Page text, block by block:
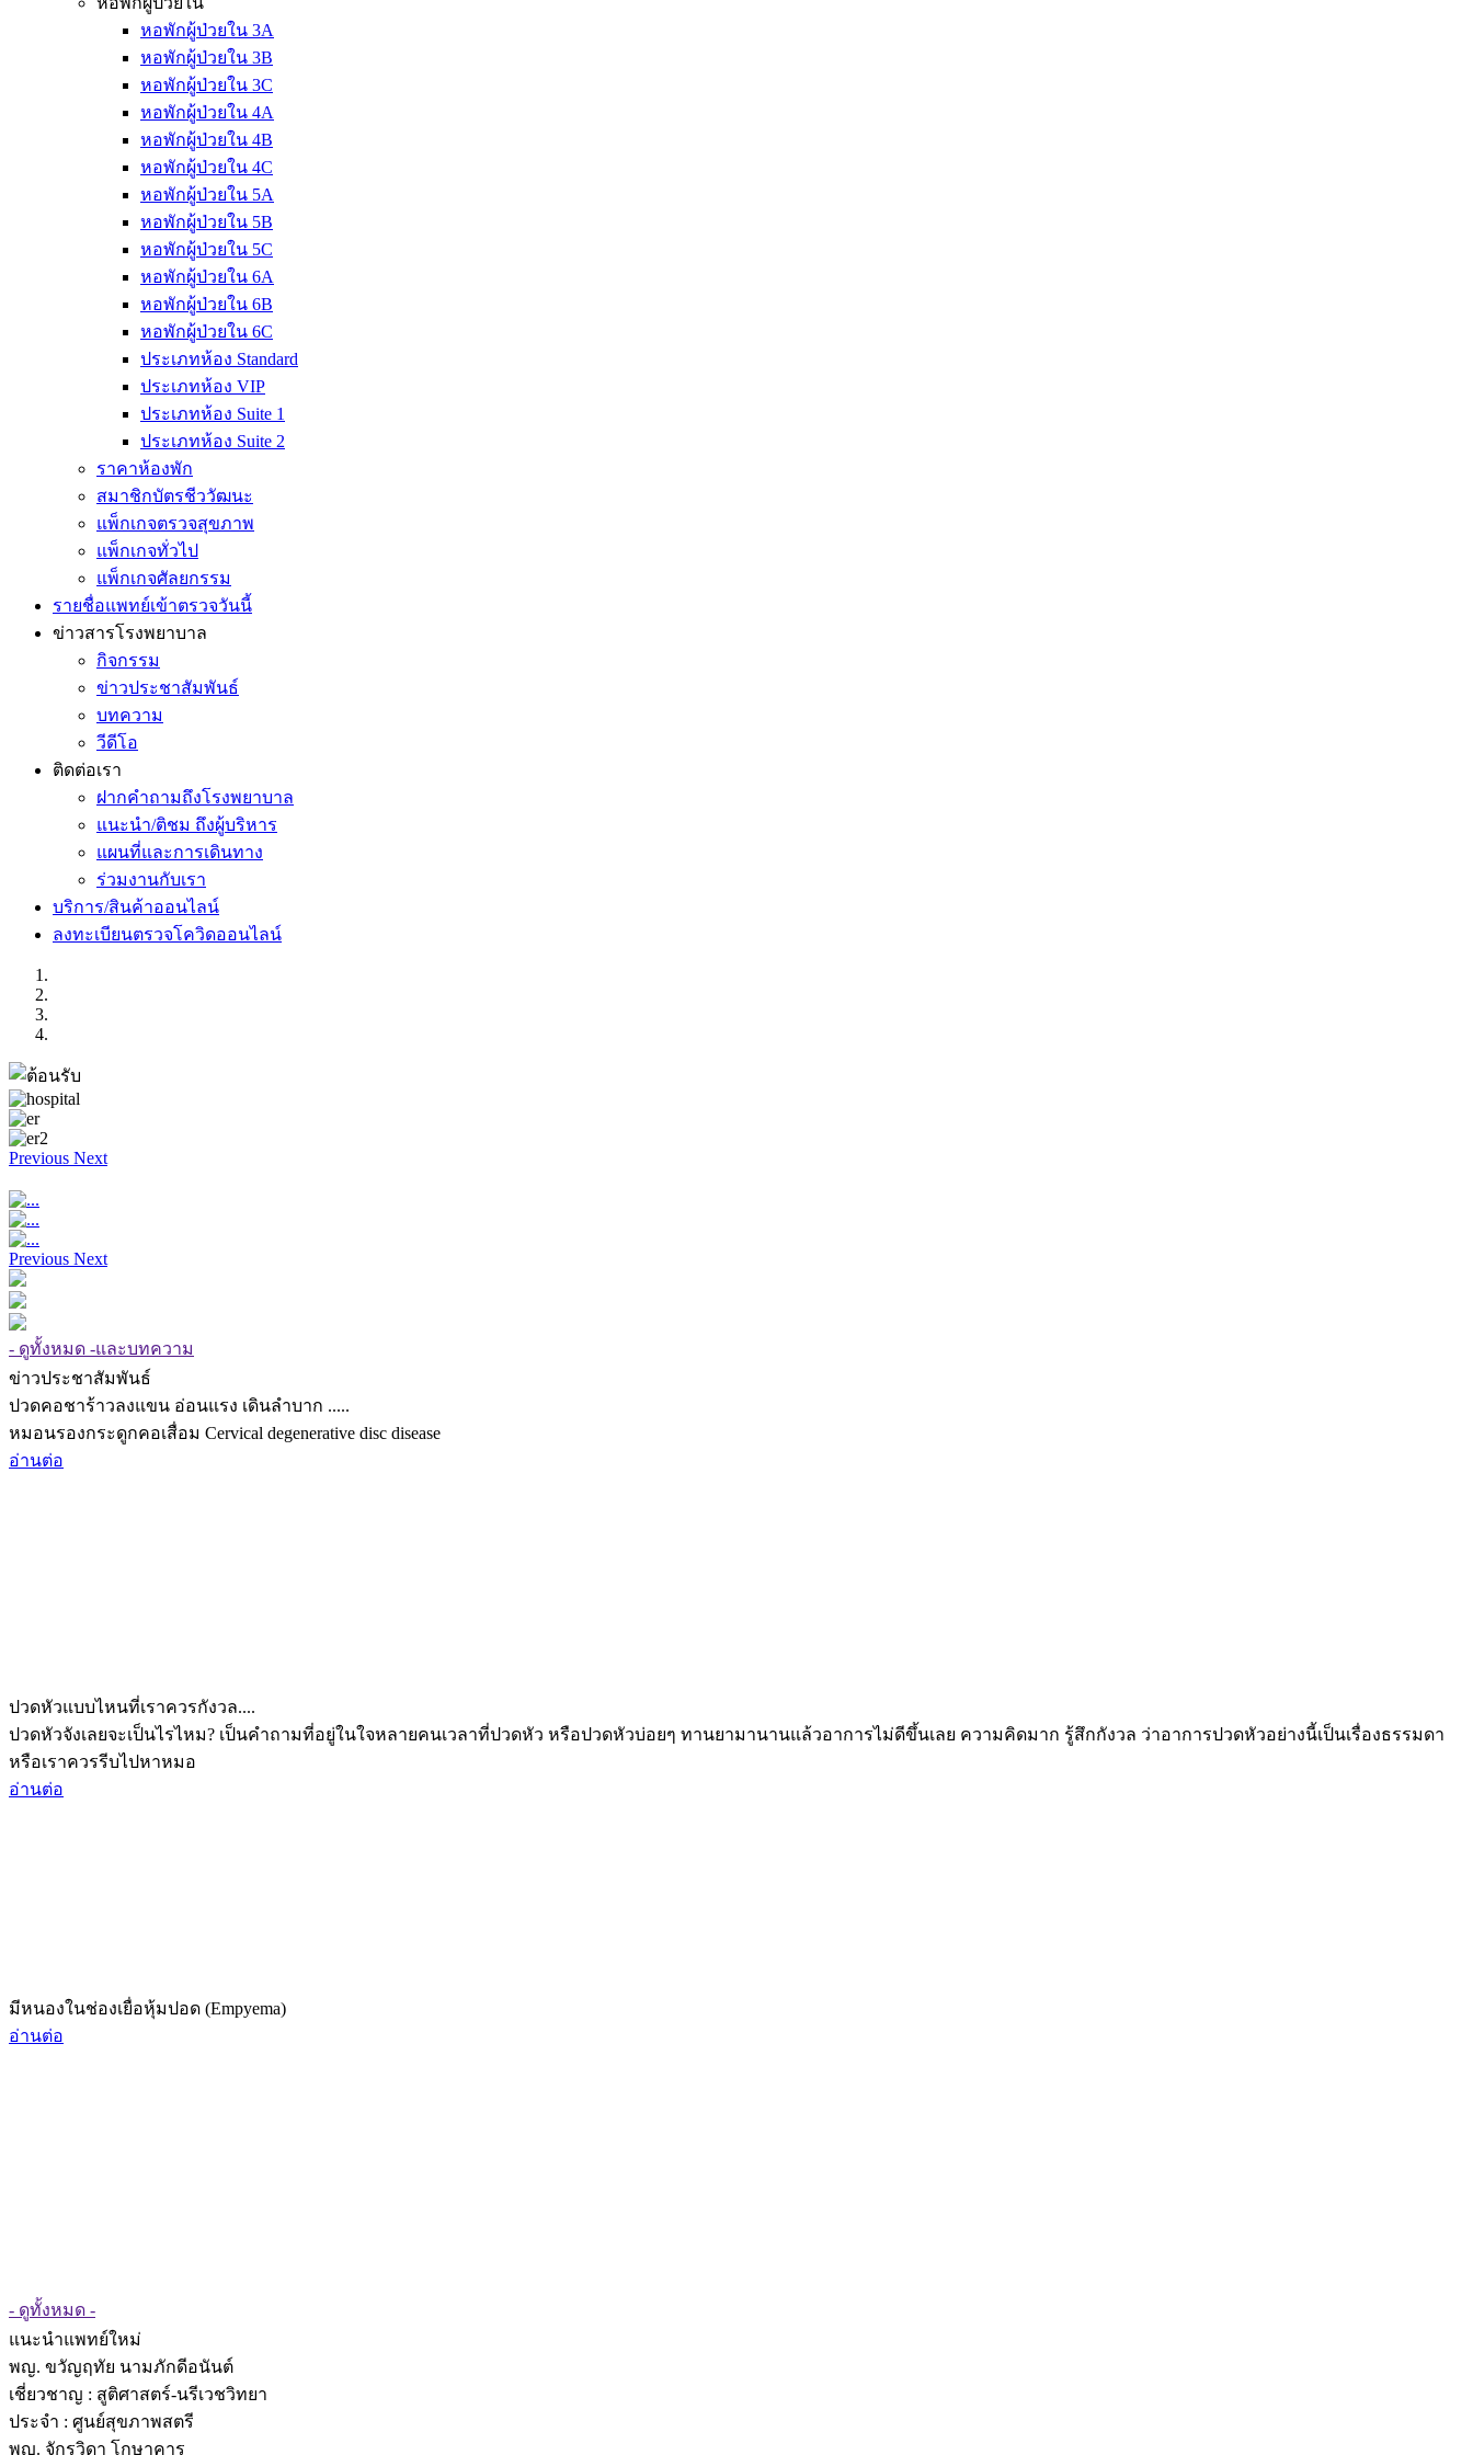
หอพักผู้ป่วยใน 3A
หอพักผู้ป่วยใน 3B
หอพักผู้ป่วยใน 3C
หอพักผู้ป่วยใน 4A
หอพักผู้ป่วยใน 4B
หอพักผู้ป่วยใน 4C
หอพักผู้ป่วยใน 5A
หอพักผู้ป่วยใน 5B
หอพักผู้ป่วยใน 5C
หอพักผู้ป่วยใน 6A
หอพักผู้ป่วยใน 6B
หอพักผู้ป่วยใน 6C
ประเภทห้อง Standard
ประเภทห้อง VIP
ประเภทห้อง Suite 1
ประเภทห้อง Suite 2
ราคาห้องพัก
สมาชิกบัตรชีววัฒนะ
แพ็กเกจตรวจสุขภาพ
แพ็กเกจทั่วไป
แพ็กเกจศัลยกรรม
รายชื่อแพทย์เข้าตรวจวันนี้
ข่าวสารโรงพยาบาล
กิจกรรม
ข่าวประชาสัมพันธ์
บทความ
วีดีโอ
ติดต่อเรา
ฝากคำถามถึงโรงพยาบาล
แนะนำ/ติชม ถึงผู้บริหาร
แผนที่และการเดินทาง
ร่วมงานกับเรา
บริการ/สินค้าออนไลน์
ลงทะเบียนตรวจโควิดออนไลน์
Previous Next
Previous Next
- ดูทั้งหมด -และบทความ
ข่าวประชาสัมพันธ์
ปวดคอชาร้าวลงแขน อ่อนแรง เดินลำบาก .....
หมอนรองกระดูกคอเสื่อม Cervical degenerative disc disease
อ่านต่อ
ปวดหัวแบบไหนที่เราควรกังวล....
ปวดหัวจังเลยจะเป็นไรไหม? เป็นคำถามที่อยู่ในใจหลายคนเวลาที่ปวดหัว หรือปวดหัวบ่อยๆ ทานยามานานแล้วอาการไม่ดีขึ้นเลย ความคิดมาก รู้สึกกังวล ว่าอาการปวดหัวอย่างนี้เป็นเรื่องธรรมดา
หรือเราควรรีบไปหาหมอ
อ่านต่อ
มีหนองในช่องเยื่อหุ้มปอด (Empyema)
อ่านต่อ
- ดูทั้งหมด -
แนะนำแพทย์ใหม่
พญ. ขวัญฤทัย นามภักดีอนันต์
เชี่ยวชาญ : สูติศาสตร์-นรีเวชวิทยา
ประจำ : ศูนย์สุขภาพสตรี
พญ. จักรวิดา โกษาคาร